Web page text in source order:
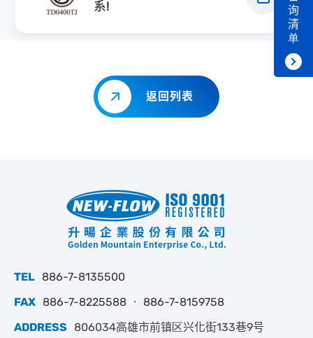
系!
返回列表
询
清
单
TEL 886-7-8135500
FAX 886-7-8225588 ‧ 886-7-8159758
ADDRESS
806034高雄市前镇区兴化街133巷9号